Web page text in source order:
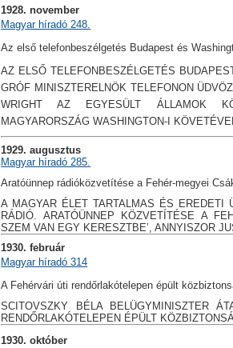
1928. november
Magyar híradó 248.
Az első telefonbeszélgetés Budapest és
AZ ELSŐ TELEFONBESZÉLGETÉS
GRÓF MINISZTERELNÖK TELEFONON
WRIGHT AZ EGYESÜLT ÁLLAMOK
MAGYARORSZÁG WASHINGTON-I
1929. augusztus
Magyar híradó 285.
Aratóünnep rádióközvetítése a Fehér-megyei
A MAGYAR ÉLET TARTALMAS ÉS EREDETI
RÁDIÓ. ARATÓÜNNEP KÖZVETÍTÉSE A
SZEM VAN EGY KERESZTBE’, ANNYISZOR
1930. február
Magyar híradó 314
A Fehérvári úti rendőrlakótelepen épült
SCITOVSZKY BÉLA BELÜGYMINISZTER
RENDŐRLAKÓTELEPEN ÉPÜLT
1930. október